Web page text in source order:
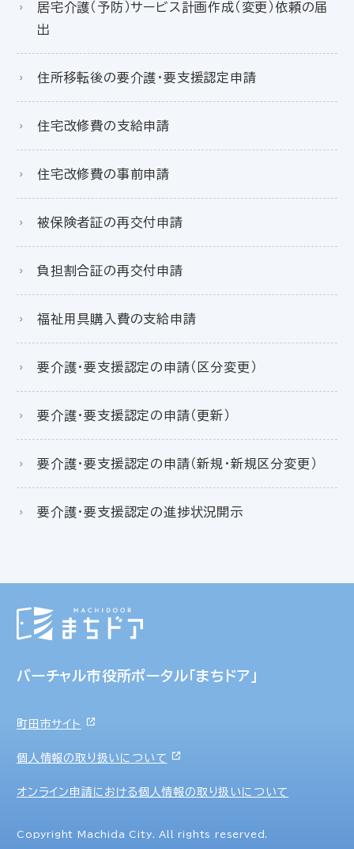
居宅介護（予防）サービス計画作成（変更）依頼の届
出
住所移転後の要介護・要支援認定申請
住宅改修費の支給申請
住宅改修費の事前申請
被保険者証の再交付申請
負担割合証の再交付申請
福祉用具購入費の支給申請
要介護・要支援認定の申請（区分変更）
要介護・要支援認定の申請（更新）
要介護・要支援認定の申請（新規・新規区分変更）
要介護・要支援認定の進捗状況開示
バーチャル市役所ポータル「まちドア」
町田市サイト
個人情報の取り扱いについて
オンライン申請における個人情報の取り扱いについて
Copyright Machida City. All rights reserved.